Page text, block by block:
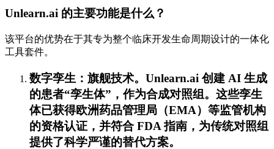
Unlearn.ai 的主要功能是什么？
该平台的优势在于其专为整个临床开发生命周期设计的一体化
工具套件。
数字孪生：旗舰技术。Unlearn.ai 创建 AI 生成
的患者“孪生体”，作为合成对照组。这些孪生
体已获得欧洲药品管理局（EMA）等监管机构
的资格认证，并符合 FDA 指南，为传统对照组
提供了科学严谨的替代方案。